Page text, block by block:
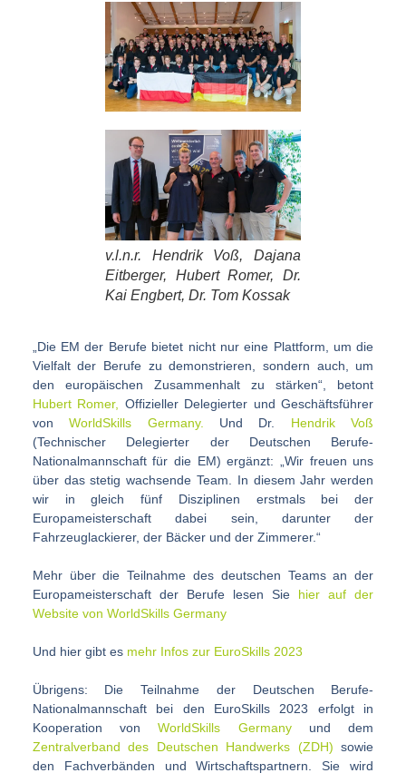
v.l.n.r. Hendrik Voß, Dajana
Eitberger, Hubert Romer, Dr.
Kai Engbert, Dr. Tom Kossak
„Die EM der Berufe bietet nicht nur eine Plattform, um die
Vielfalt der Berufe zu demonstrieren, sondern auch, um
den europäischen Zusammenhalt zu stärken“, betont
Hubert Romer,
Offizieller Delegierter und Geschäftsführer
vonWorldSkills Germany. Und Dr. Hendrik Voß
(Technischer Delegierter der Deutschen Berufe-
Nationalmannschaft für die EM) ergänzt: „Wir freuen uns
über das stetig wachsende Team. In diesem Jahr werden
wir in gleich fünf Disziplinen erstmals bei der
Europameisterschaft dabei sein, darunter der
Fahrzeuglackierer, der Bäcker und der Zimmerer.“
Mehr über die Teilnahme des deutschen Teams an der
Europameisterschaft der Berufe lesen Sie hier auf der
Website von WorldSkills Germany
Und hier gibt es mehr Infos zur EuroSkills 2023
Übrigens: Die Teilnahme der Deutschen Berufe-
Nationalmannschaft bei den EuroSkills 2023 erfolgt in
Kooperation vonWorldSkills Germanyund dem
Zentralverband des Deutschen Handwerks (ZDH)sowie
den Fachverbänden und Wirtschaftspartnern. Sie wird